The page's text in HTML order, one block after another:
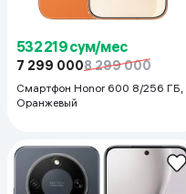
532 219 сум/мес
7 299 0008 299 000
Смартфон Honor 600 8/256 ГБ,
Оранжевый